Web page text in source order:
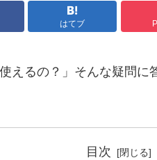
はてブ
えるの？」そんな疑問
目次